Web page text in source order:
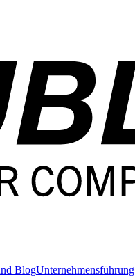
BlogUnternehmensführung